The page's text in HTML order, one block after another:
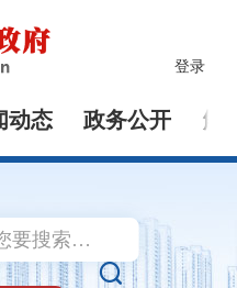
登录
动态 政务公开 解
